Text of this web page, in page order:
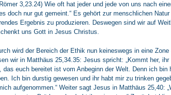
3,23.24) Wie oft hat jeder und jede von uns nach
doch nur gut gemeint.“ Es gehört zur menschlichen
Ergebnis zu produzieren. Deswegen sind wir auf
uns Gott in Jesus Christus.
wird der Bereich der Ethik nun keineswegs in eine
wir in Matthäus 25,34.35: Jesus spricht: „Kommt her,
das euch bereitet ist vom Anbeginn der Welt. Denn ich
Ich bin durstig gewesen und ihr habt mir zu trinken
aufgenommen.“ Weiter sagt Jesus in Matthäus 25,40: